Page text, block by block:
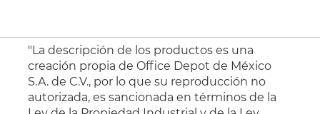
"La descripción de los productos es una
creación propia de Office Depot de México
S.A. de C.V., por lo que su reproducción no
autorizada, es sancionada en términos de la